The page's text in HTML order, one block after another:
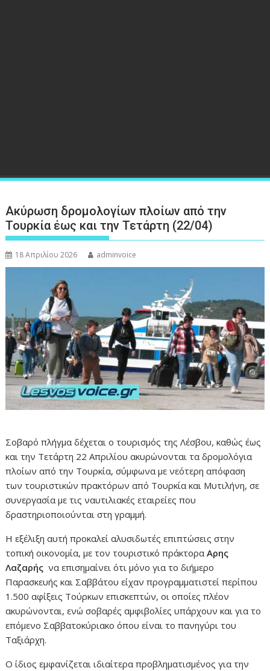
Ακύρωση δρομολογίων πλοίων από την
Τουρκία έως και την Τετάρτη (22/04)
18 Απριλίου 2026 adminvoice
Σοβαρό πλήγμα δέχεται ο τουρισμός της Λέσβου, καθώς έως
και την Τετάρτη 22 Απριλίου ακυρώνονται τα δρομολόγια
πλοίων από την Τουρκία, σύμφωνα με νεότερη απόφαση
των τουριστικών πρακτόρων από Τουρκία και Μυτιλήνη, σε
συνεργασία με τις ναυτιλιακές εταιρείες που
δραστηριοποιούνται στη γραμμή.
Η εξέλιξη αυτή προκαλεί αλυσιδωτές επιπτώσεις στην
τοπική οικονομία, με τον τουριστικό πράκτοραΑρης
Λαζαρής να επισημαίνει ότι μόνο για το διήμερο
Παρασκευής και Σαββάτου είχαν προγραμματιστεί περίπου
1.500 αφίξεις Τούρκων επισκεπτών, οι οποίες πλέον
ακυρώνονται, ενώ σοβαρές αμφιβολίες υπάρχουν και για το
επόμενο Σαββατοκύριακο όπου είναι το πανηγύρι του
Ταξιάρχη.
Ο ίδιος εμφανίζεται ιδιαίτερα προβληματισμένος για την